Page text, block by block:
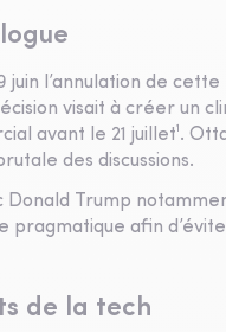
juin l’annulation de cette
visait à créer un
avant le 21 juillet¹.
des discussions.
Trump
pragmatique afin
de la tech